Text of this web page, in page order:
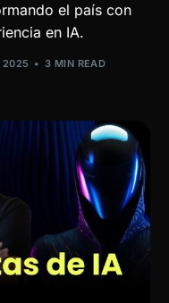
el país con
en IA.
2025 3 MIN READ